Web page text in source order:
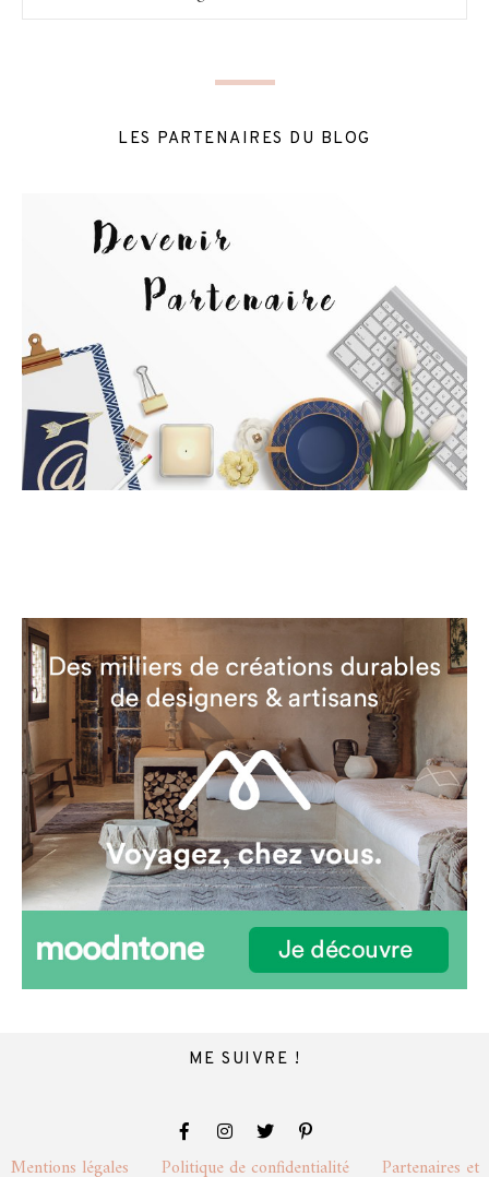
LES PARTENAIRES DU BLOG
ME SUIVRE !
Mentions légales Politique de confidentialité Partenaires et